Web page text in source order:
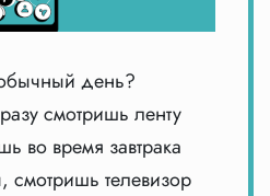
день?
смотришь ленту
во время завтрака
телевизор